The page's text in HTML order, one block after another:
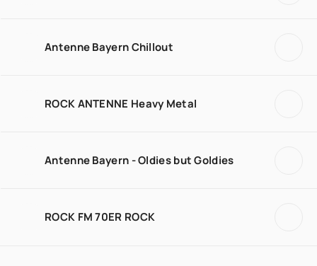
Antenne Bayern Chillout
ROCK ANTENNE Heavy Metal
Antenne Bayern - Oldies but Goldies
ROCK FM 70ER ROCK